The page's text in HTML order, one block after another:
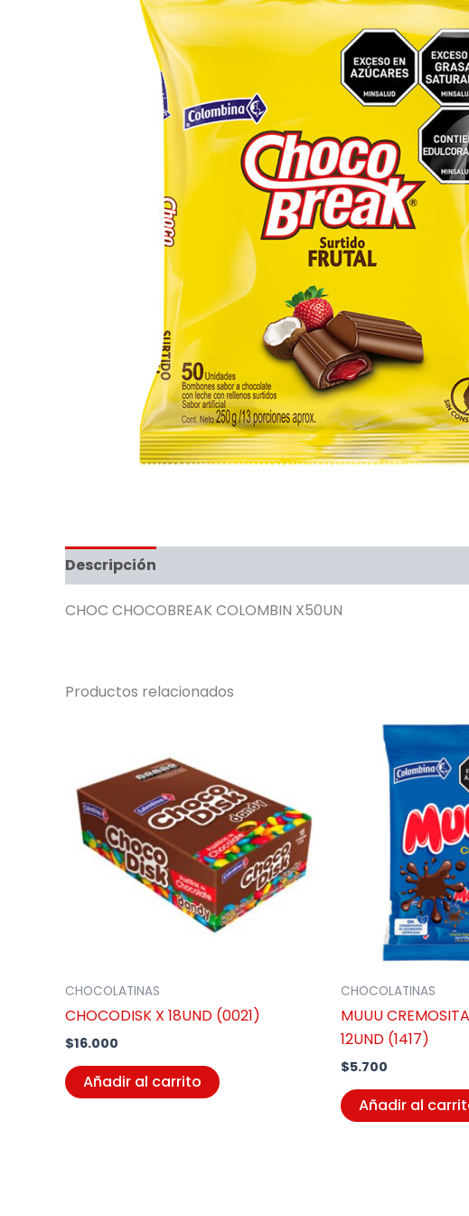
Descripción
CHOC CHOCOBREAK COLOMBIN X50UN
Productos relacionados
CHOCOLATINAS
CHOCODISK X 18UND (0021)
$16.000
Añadir al carrito
CHOCOLATINAS
MUUU
12UND (1417)
$5.700
Añadir al